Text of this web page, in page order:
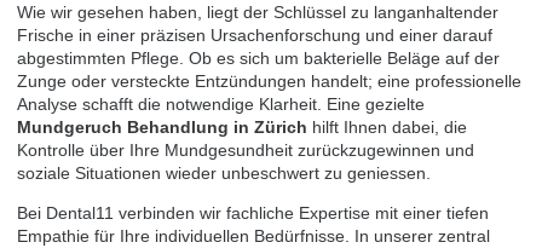
Wie wir gesehen haben, liegt der Schlüssel zu langanhaltender
Frische in einer präzisen Ursachenforschung und einer darauf
abgestimmten Pflege. Ob es sich um bakterielle Beläge auf der
Zunge oder versteckte Entzündungen handelt; eine professionelle
Analyse schafft die notwendige Klarheit. Eine gezielte
Mundgeruch Behandlung in Zürich hilft Ihnen dabei, die
Kontrolle über Ihre Mundgesundheit zurückzugewinnen und
soziale Situationen wieder unbeschwert zu geniessen.
Bei Dental11 verbinden wir fachliche Expertise mit einer tiefen
Empathie für Ihre individuellen Bedürfnisse. In unserer zentral